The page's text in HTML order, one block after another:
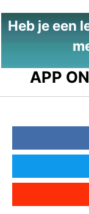
Heb je een
APP